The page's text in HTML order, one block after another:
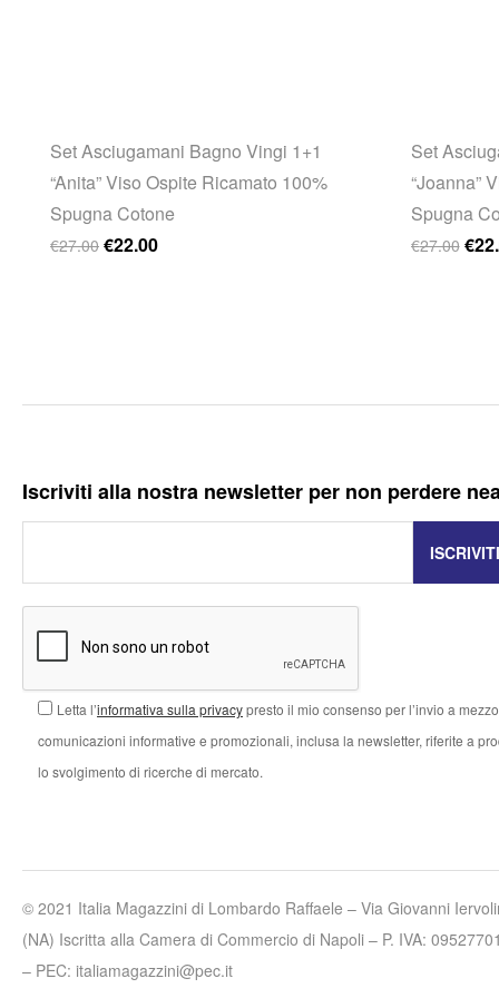
Set Asciugamani Bagno Vingi 1+1
“Anita” Viso Ospite Ricamato 100%
Spugna Cotone
€27.00 Il prezzo originale era: €27.00.
€22.00Il prezzo attuale è: €22.00.
Set
“Joanna”
Spugna
€27.00 Il
€
Iscriviti alla nostra newsletter per non perdere
Letta l’informativa sulla privacypresto il mio consenso per l’invio a
comunicazioni informative e promozionali, inclusa la newsletter, riferite a
lo svolgimento di ricerche di mercato.
© 2021 Italia Magazzini di Lombardo Raffaele – Via Giovanni
(NA) Iscritta alla Camera di Commercio di Napoli – P. IVA:
– PEC: italiamagazzini@pec.it